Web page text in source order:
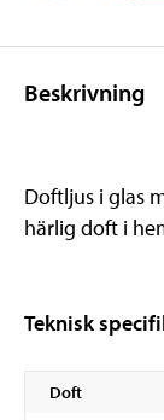
Beskrivning
Doftljus i glas
härlig doft i
Teknisk
Doft